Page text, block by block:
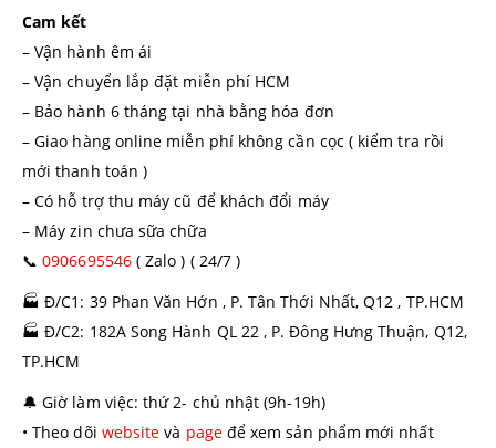
Cam kết
– Vận hành êm ái
– Vận chuyển lắp đặt miễn phí HCM
– Bảo hành 6 tháng tại nhà bằng hóa đơn
– Giao hàng online miễn phí không cần cọc ( kiểm tra rồi
mới thanh toán )
– Có hỗ trợ thu máy cũ để khách đổi máy
– Máy zin chưa sữa chữa
📞 0906695546( Zalo ) ( 24/7 )
🏭 Đ/C1: 39 Phan Văn Hớn , P. Tân Thới Nhất, Q12 , TP.HCM
🏭 Đ/C2: 182A Song Hành QL 22 , P. Đông Hưng Thuận, Q12,
TP.HCM
🔔 Giờ làm việc: thứ 2- chủ nhật (9h-19h)
• Theo dõi website và pageđể xem sản phẩm mới nhất